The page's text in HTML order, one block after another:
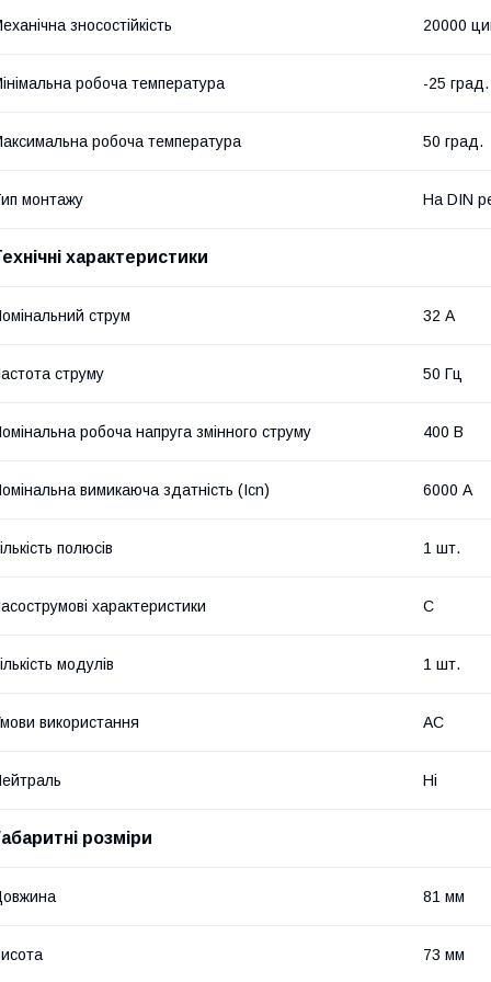
зносостійкість 20000
робоча температура -25 град.
робоча температура 50 град.
монтажу На DIN
характеристики
струм 32 А
струму 50 Гц
робоча напруга змінного струму 400 В
вимикаюча здатність (Icn) 6000 А
полюсів 1 шт.
характеристики C
модулів 1 шт.
використання АС
Ні
розміри
81 мм
73 мм